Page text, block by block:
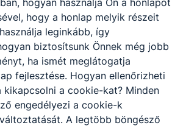
RENDELKEZŐ
utasításait követve ételt
díszít a szakmaiság, a
és az esztétikusság
elkészítő és befejező
hajt végre;
hogy a honlap melyik részeit
leginkább, így
biztosítsunk Önnek még jobb
ha ismét meglátogatja
fejlesztése. Hogyan ellenőrizheti
kikapcsolni a cookie-kat? Minden
engedélyezi a cookie-k
A legtöbb böngésző